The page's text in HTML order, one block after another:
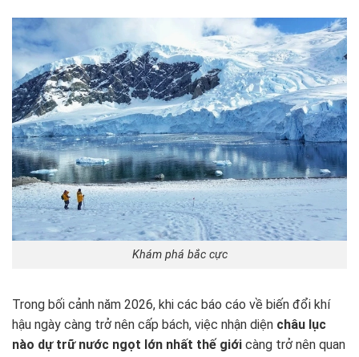
Khám phá bắc cực
Trong bối cảnh năm 2026, khi các báo cáo về biến đổi khí
hậu ngày càng trở nên cấp bách, việc nhận diện châu lục
nào dự trữ nước ngọt lớn nhất thế giới càng trở nên quan